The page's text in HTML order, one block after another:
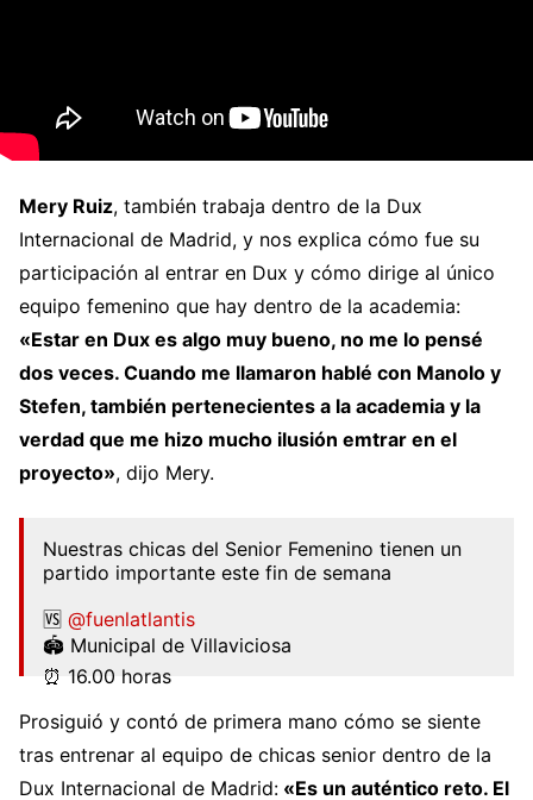
Mery Ruiz, también trabaja dentro de la Dux
Internacional de Madrid, y nos explica cómo fue su
participación al entrar en Dux y cómo dirige al único
equipo femenino que hay dentro de la academia:
«Estar en Dux es algo muy bueno, no me lo pensé
dos veces. Cuando me llamaron hablé con Manolo y
Stefen, también pertenecientes a la academia y la
verdad que me hizo mucho ilusión emtrar en el
proyecto», dijo Mery.
Nuestras chicas del Senior Femenino tienen un
partido importante este fin de semana
🆚 @fuenlatlantis
🏟️ Municipal de Villaviciosa
⏰ 16.00 horas
⚪⚫#DUXInterAcademy
pic.twitter.com/G3n9RAgsYh
— duxinteracademy (@duxinteracademy)April 21,
Prosiguió y contó de primera mano cómo se siente
tras entrenar al equipo de chicas senior dentro de la
Dux Internacional de Madrid: «Es un auténtico reto. El